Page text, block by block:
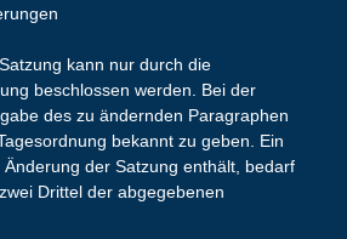
kann nur durch die
beschlossen werden. Bei der
des zu ändernden Paragraphen
bekannt zu geben. Ein
der Satzung enthält, bedarf
Drittel der abgegebenen